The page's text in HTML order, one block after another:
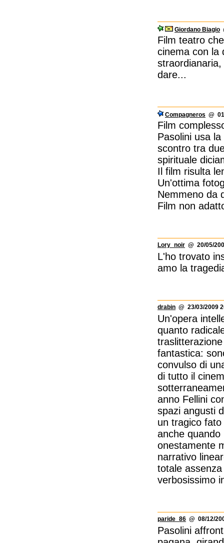
Giordano Biagio
Film teatro
cinema con la
dare...
Compagneros @
Film
Pasolini usa
scontro tra
spirituale
Il film risulta
Un'ottima
Nemmeno da
Film non
Lory_noir @ 20/05/
L'ho trovato
amo la
drabin @ 23/03/2009
Un'opera
quanto
fantastica:
convulso di
di tutto il
anno Fellini
spazi angusti
un tragico
anche
onestamente
narrativo
totale
verbosissimo
paride_86 @ 08/12/
Pasolini